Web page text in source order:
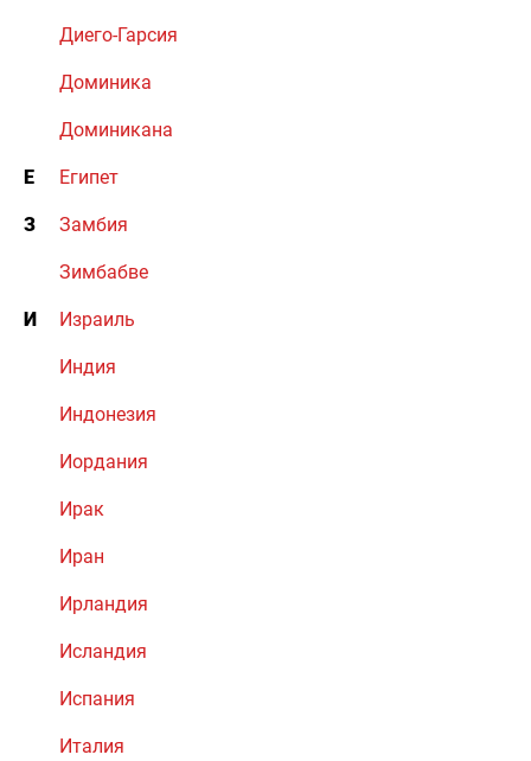
Диего-Гарсия
Доминика
Доминикана
Е Египет
З Замбия
Зимбабве
И Израиль
Индия
Индонезия
Иордания
Ирак
Иран
Ирландия
Исландия
Испания
Италия